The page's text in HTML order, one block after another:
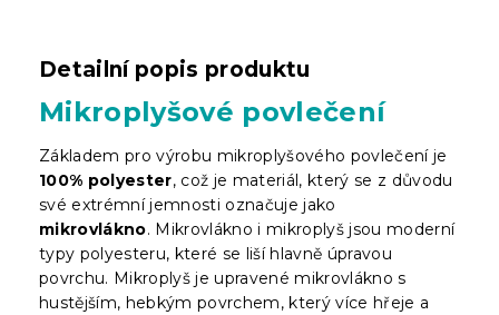
Detailní popis produktu
Mikroplyšové povlečení
Základem pro výrobu mikroplyšového povlečení je
100% polyester, což je materiál, který se z důvodu
své extrémní jemnosti označuje jako
mikrovlákno. Mikrovlákno i mikroplyš jsou moderní
typy polyesteru, které se liší hlavně úpravou
povrchu. Mikroplyš je upravené mikrovlákno s
hustějším, hebkým povrchem, který více hřeje a